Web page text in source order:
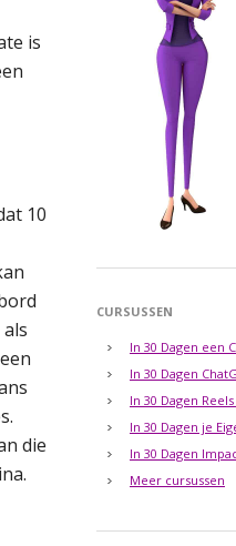
is
10
die
CURSUSSEN
In 30 Dagen een
In 30 Dagen
In 30 Dagen
In 30 Dagen je
In 30 Dagen
Meer cursussen